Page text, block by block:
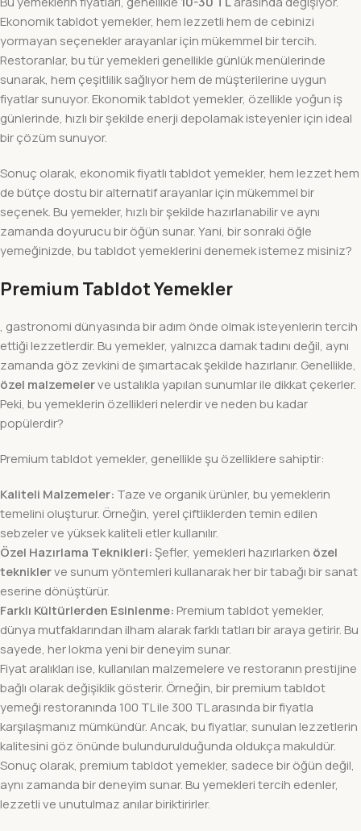
Ekonomik tabldot yemekler, hem lezzetli hem de cebinizi
yormayan seçenekler arayanlar için mükemmel bir tercih.
Restoranlar, bu tür yemekleri genellikle günlük menülerinde
sunarak, hem çeşitlilik sağlıyor hem de müşterilerine uygun
fiyatlar sunuyor. Ekonomik tabldot yemekler, özellikle yoğun iş
günlerinde, hızlı bir şekilde enerji depolamak isteyenler için ideal
bir çözüm sunuyor.
Sonuç olarak, ekonomik fiyatlı tabldot yemekler, hem lezzet hem
de bütçe dostu bir alternatif arayanlar için mükemmel bir
seçenek. Bu yemekler, hızlı bir şekilde hazırlanabilir ve aynı
zamanda doyurucu bir öğün sunar. Yani, bir sonraki öğle
yemeğinizde, bu tabldot yemeklerini denemek istemez misiniz?
Premium Tabldot Yemekler
, gastronomi dünyasında bir adım önde olmak isteyenlerin tercih
ettiği lezzetlerdir. Bu yemekler, yalnızca damak tadını değil, aynı
zamanda göz zevkini de şımartacak şekilde hazırlanır. Genellikle,
özel malzemelerve ustalıkla yapılan sunumlar ile dikkat çekerler.
Peki, bu yemeklerin özellikleri nelerdir ve neden bu kadar
popülerdir?
Premium tabldot yemekler, genellikle şu özelliklere sahiptir:
Kaliteli Malzemeler: Taze ve organik ürünler, bu yemeklerin
temelini oluşturur. Örneğin, yerel çiftliklerden temin edilen
sebzeler ve yüksek kaliteli etler kullanılır.
Özel Hazırlama Teknikleri:Şefler, yemekleri hazırlarken özel
tekniklerve sunum yöntemleri kullanarak her bir tabağı bir sanat
eserine dönüştürür.
Farklı Kültürlerden Esinlenme: Premium tabldot yemekler,
dünya mutfaklarından ilham alarak farklı tatları bir araya getirir. Bu
sayede, her lokma yeni bir deneyim sunar.
Fiyat aralıkları ise, kullanılan malzemelere ve restoranın prestijine
bağlı olarak değişiklik gösterir. Örneğin, bir premium tabldot
yemeği restoranında 100 TL ile 300 TL arasında bir fiyatla
karşılaşmanız mümkündür. Ancak, bu fiyatlar, sunulan lezzetlerin
kalitesini göz önünde bulundurulduğunda oldukça makuldür.
Sonuç olarak, premium tabldot yemekler, sadece bir öğün değil,
aynı zamanda bir deneyim sunar. Bu yemekleri tercih edenler,
lezzetli ve unutulmaz anılar biriktirirler.